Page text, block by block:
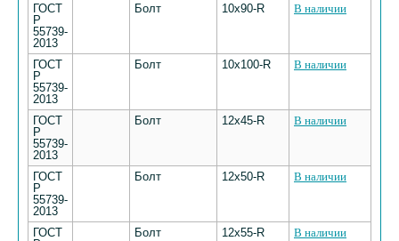
ГОСТ
Р
55739-
2013
Болт 10х90-R В наличии
ГОСТ
Р
55739-
2013
Болт 10х100-R В наличии
ГОСТ
Р
55739-
2013
Болт 12х45-R В наличии
ГОСТ
Р
55739-
2013
Болт 12х50-R В наличии
ГОСТ
Болт 12х55-R В наличии